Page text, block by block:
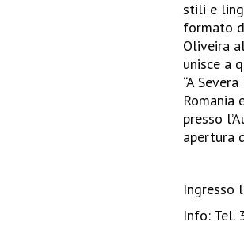
stili e
formato
Oliveira
unisce a
“A
Romania
presso
apertura
Ingresso
Info: Tel.